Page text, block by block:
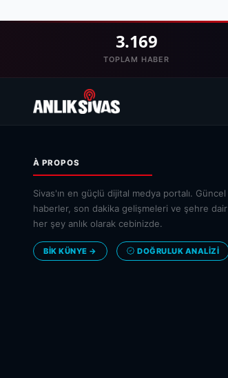
3.169
TOPLAM HABER
À PROPOS
Sivas'ın en güçlü dijital medya portalı. Güncel
haberler, son dakika gelişmeleri ve şehre dair
her şey anlık olarak cebinizde.
BİK KÜNYE → DOĞRULUK ANALIZI